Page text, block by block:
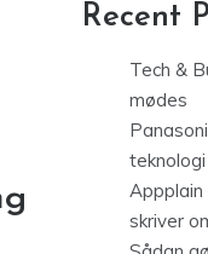
Recent
Tech &
mødes
skriver